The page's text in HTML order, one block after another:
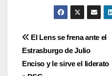
Navegación
de
El Lens se frena ante el
Estrasburgo de Julio
Enciso y le sirve el liderato